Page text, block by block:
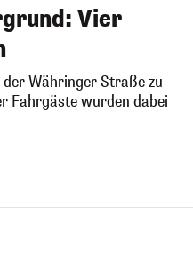
Vier
Währinger Straße zu
Fahrgäste wurden dabei